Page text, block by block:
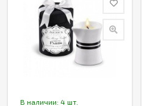
В наличии: 4 шт.